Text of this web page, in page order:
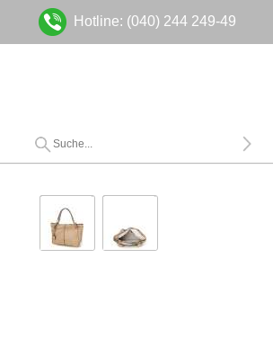
Hotline: (040) 244 249-49